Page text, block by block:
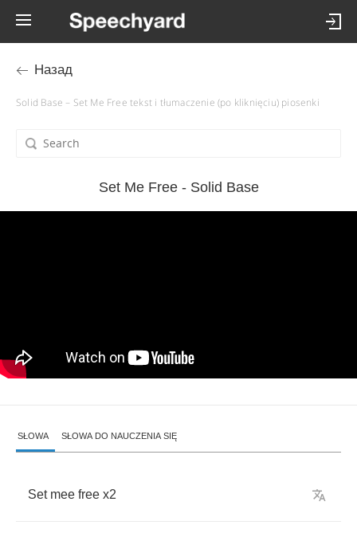
Назад
Solid Base – Set Me Free tekst i tłumaczenie (po kliknięciu) piosenki
Set Me Free - Solid Base
SŁOWA SŁOWA DO NAUCZENIA SIĘ
Set mee free x2